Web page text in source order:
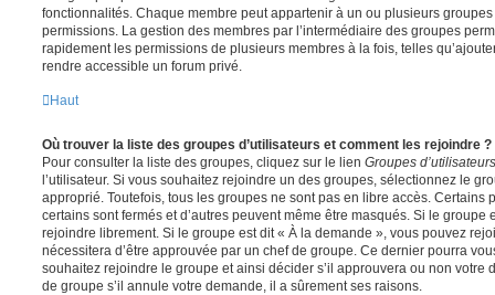
fonctionnalités. Chaque membre peut appartenir à un ou plusieurs
permissions. La gestion des membres par l’intermédiaire des groupes
rapidement les permissions de plusieurs membres à la fois, telles
rendre accessible un forum privé.
Haut
Où trouver la liste des groupes d’utilisateurs et comment les rejoindre ?
Pour consulter la liste des groupes, cliquez sur le lien Groupes d’utilisateurs
l’utilisateur. Si vous souhaitez rejoindre un des groupes, sélectionnez le
approprié. Toutefois, tous les groupes ne sont pas en libre accès. Certains
certains sont fermés et d’autres peuvent même être masqués. Si le groupe
rejoindre librement. Si le groupe est dit « À la demande », vous pouvez
nécessitera d’être approuvée par un chef de groupe. Ce dernier pourra
souhaitez rejoindre le groupe et ainsi décider s’il approuvera ou non votre
de groupe s’il annule votre demande, il a sûrement ses raisons.